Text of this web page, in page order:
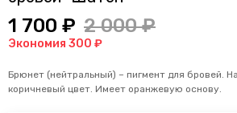
1 700 ₽ 2 000 ₽
Экономия 300 ₽
Брюнет (нейтральный) – пигмент для бровей.
коричневый цвет. Имеет оранжевую основу.